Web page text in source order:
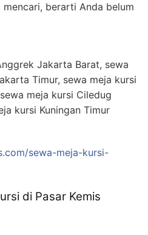
berarti Anda belum
Jakarta Barat, sewa
Timur, sewa meja kursi
meja kursi Ciledug
kursi Kuningan Timur
sewa-meja-kursi-
di Pasar Kemis